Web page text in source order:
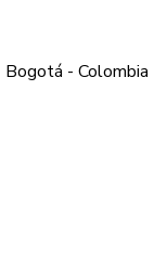
- Colombia